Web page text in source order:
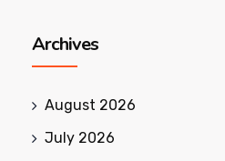
Archives
August 2026
July 2026